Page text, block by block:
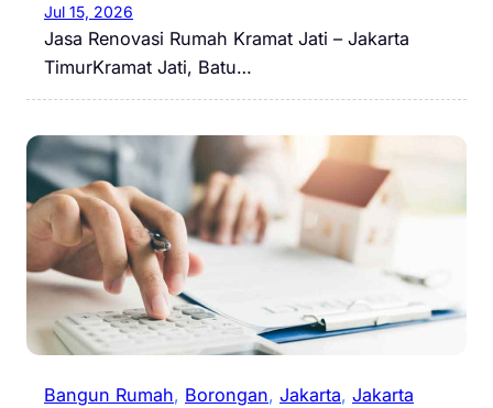
Jul 15, 2026
Jasa Renovasi Rumah Kramat Jati – Jakarta
TimurKramat Jati, Batu…
Bangun Rumah, Borongan, Jakarta, Jakarta